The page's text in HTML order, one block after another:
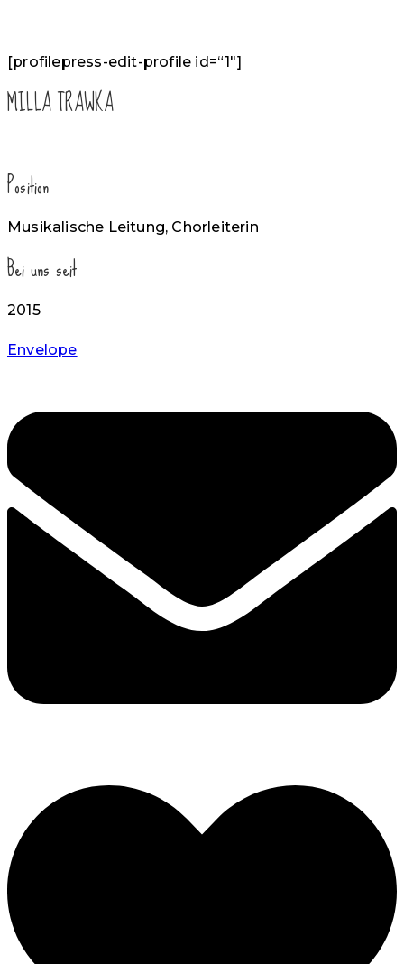
[profilepress-edit-profile id=“1″]
MILLA TRAWKA
Position
Musikalische Leitung, Chorleiterin
Bei uns seit
2015
Envelope